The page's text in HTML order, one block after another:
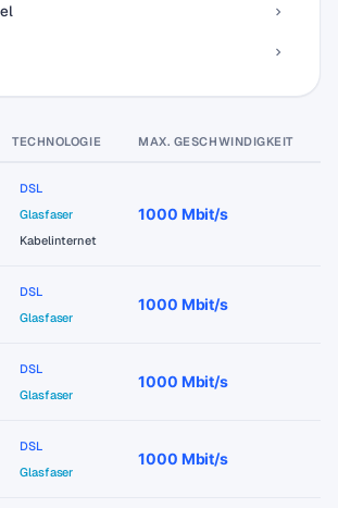
TECHNOLOGIE MAX. GESCHWINDIGKEIT
DSL
Glasfaser
Kabelinternet
1000 Mbit/s
DSL
Glasfaser
1000 Mbit/s
DSL
Glasfaser
1000 Mbit/s
DSL
Glasfaser
1000 Mbit/s